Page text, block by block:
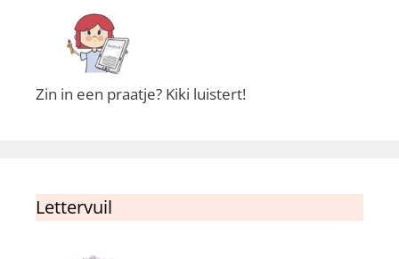
Zin in een praatje? Kiki luistert!
Lettervuil